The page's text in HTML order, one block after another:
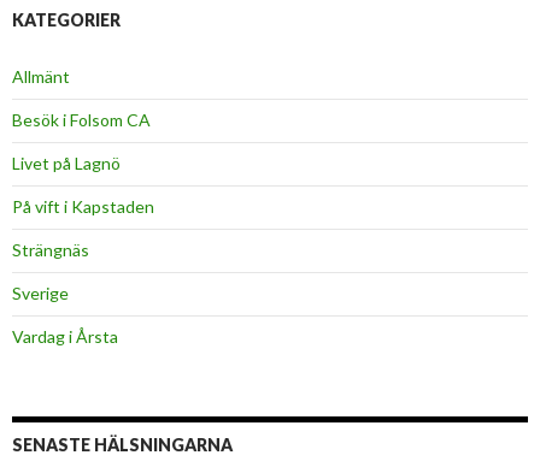
KATEGORIER
Allmänt
Besök i Folsom CA
Livet på Lagnö
På vift i Kapstaden
Strängnäs
Sverige
Vardag i Årsta
SENASTE HÄLSNINGARNA